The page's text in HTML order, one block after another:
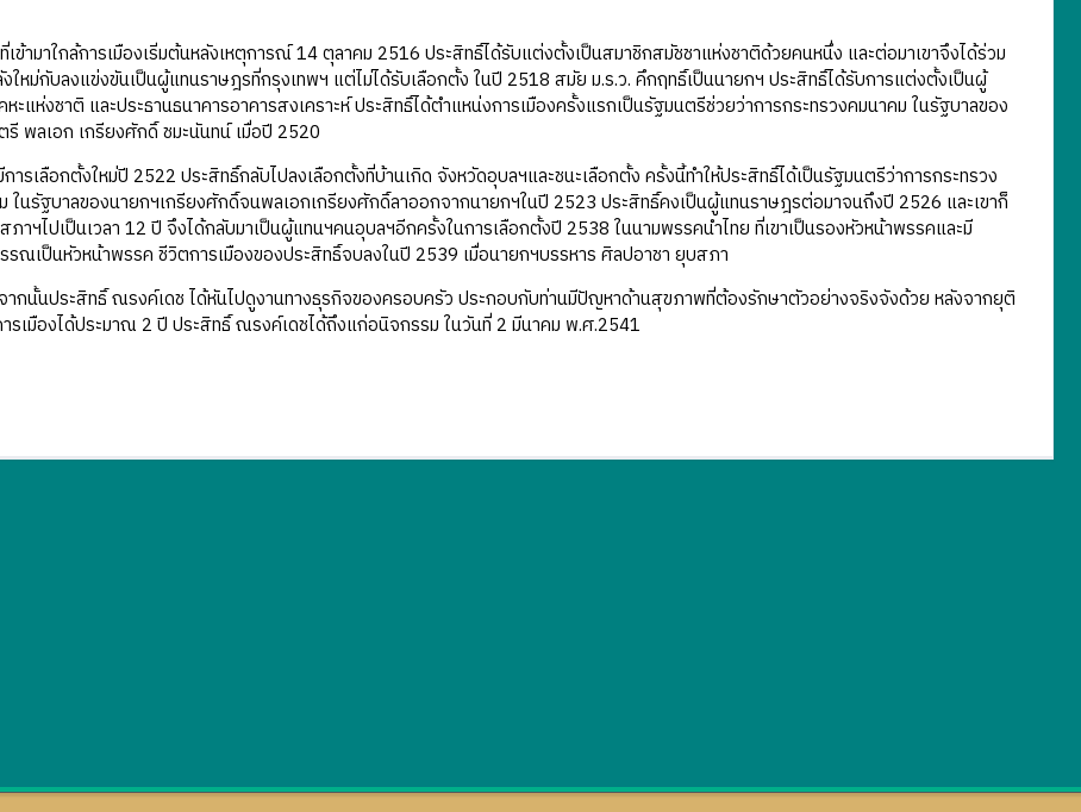
าใกล้การเมืองเริ่มต้นหลังเหตุการณ์ 14 ตุลาคม 2516 ประสิทธิ์ได้รับแต่งตั้งเป็นสมาชิกสมัชชาแห่งชาติด้วยคนหนึ่ง และต่อมาเขาจึงได้ร่วม
หม่กับลงแข่งขันเป็นผู้แทนราษฎรที่กรุงเทพฯ แต่ไม่ได้รับเลือกตั้ง ในปี 2518 สมัย ม.ร.ว. คึกฤทธิ์เป็นนายกฯ ประสิทธิ์ได้รับการแต่งตั้งเป็นผู้
หะแห่งชาติ และประธานธนาคารอาคารสงเคราะห์ ประสิทธิ์ได้ตำแหน่งการเมืองครั้งแรกเป็นรัฐมนตรีช่วยว่าการกระทรวงคมนาคม ในรัฐบาลของ
พลเอก เกรียงศักดิ์ ชมะนันทน์ เมื่อปี 2520
ลือกตั้งใหม่ปี 2522 ประสิทธิ์กลับไปลงเลือกตั้งที่บ้านเกิด จังหวัดอุบลฯและชนะเลือกตั้ง ครั้งนี้ทำให้ประสิทธิ์ได้เป็นรัฐมนตรีว่าการกระทรวง
ในรัฐบาลของนายกฯเกรียงศักดิ์จนพลเอกเกรียงศักดิ์ลาออกจากนายกฯในปี 2523 ประสิทธิ์คงเป็นผู้แทนราษฎรต่อมาจนถึงปี 2526 และเขาก็
ภาฯไปเป็นเวลา 12 ปี จึงได้กลับมาเป็นผู้แทนฯคนอุบลฯอีกครั้งในการเลือกตั้งปี 2538 ในนามพรรคนำไทย ที่เขาเป็นรองหัวหน้าพรรคและมี
รณเป็นหัวหน้าพรรค ชีวิตการเมืองของประสิทธิ์จบลงในปี 2539 เมื่อนายกฯบรรหาร ศิลปอาชา ยุบสภา
ประสิทธิ์ ณรงค์เดช ได้หันไปดูงานทางธุรกิจของครอบครัว ประกอบกับท่านมีปัญหาด้านสุขภาพที่ต้องรักษาตัวอย่างจริงจังด้วย หลังจากยุติ
รเมืองได้ประมาณ 2 ปี ประสิทธิ์ ณรงค์เดชได้ถึงแก่อนิจกรรม ในวันที่ 2 มีนาคม พ.ศ.2541